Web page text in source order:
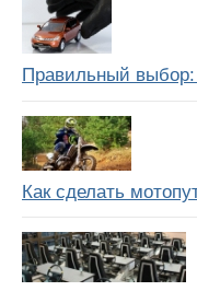
Правильный выбор:
Как сделать